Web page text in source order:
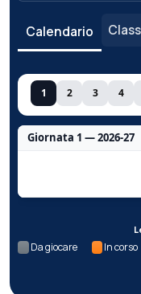
Calendario
1 2 3 4
Giornata 1 — 2026-27
Da giocare In corso